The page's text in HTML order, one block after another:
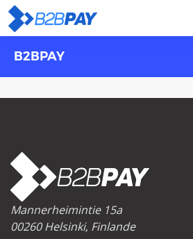
A PROPOS DESOLUTIONS
B2BPAY
Mannerheimintie 15a
00260 Helsinki, Finlande